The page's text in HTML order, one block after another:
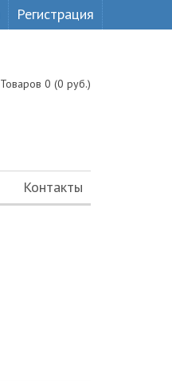
Регистрация
Товаров 0 (0 руб.)
Контакты